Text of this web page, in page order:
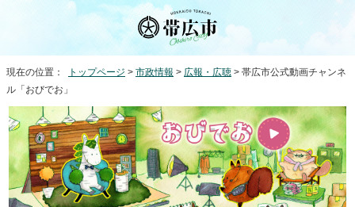
現在の位置： トップページ > 市政情報 > 広報・広聴 > 帯広市公式動画チャンネ
ル「おびでお」